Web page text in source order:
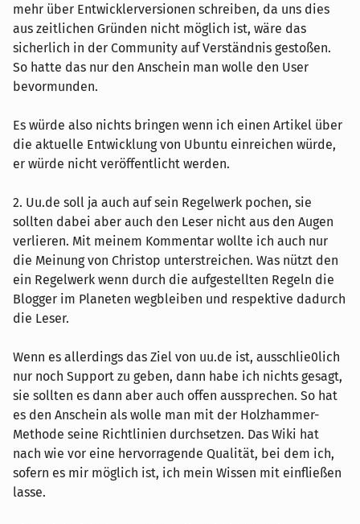
mehr über Entwicklerversionen schreiben, da uns dies
aus zeitlichen Gründen nicht möglich ist, wäre das
sicherlich in der Community auf Verständnis gestoßen.
So hatte das nur den Anschein man wolle den User
bevormunden.
Es würde also nichts bringen wenn ich einen Artikel über
die aktuelle Entwicklung von Ubuntu einreichen würde,
er würde nicht veröffentlicht werden.
2. Uu.de soll ja auch auf sein Regelwerk pochen, sie
sollten dabei aber auch den Leser nicht aus den Augen
verlieren. Mit meinem Kommentar wollte ich auch nur
die Meinung von Christop unterstreichen. Was nützt den
ein Regelwerk wenn durch die aufgestellten Regeln die
Blogger im Planeten wegbleiben und respektive dadurch
die Leser.
Wenn es allerdings das Ziel von uu.de ist, ausschlie0lich
nur noch Support zu geben, dann habe ich nichts gesagt,
sie sollten es dann aber auch offen aussprechen. So hat
es den Anschein als wolle man mit der Holzhammer-
Methode seine Richtlinien durchsetzen. Das Wiki hat
nach wie vor eine hervorragende Qualität, bei dem ich,
sofern es mir möglich ist, ich mein Wissen mit einfließen
lasse.